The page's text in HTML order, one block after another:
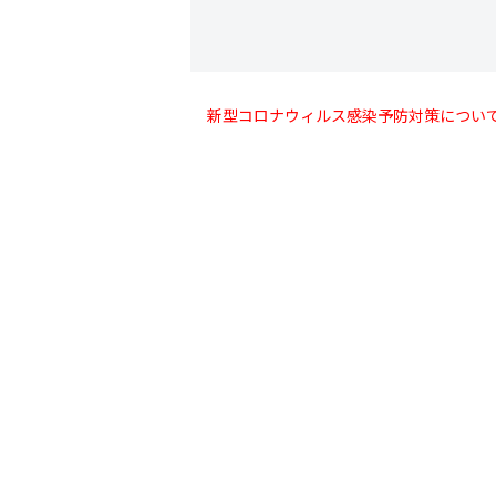
新型コロナウィルス感染予防対策につい